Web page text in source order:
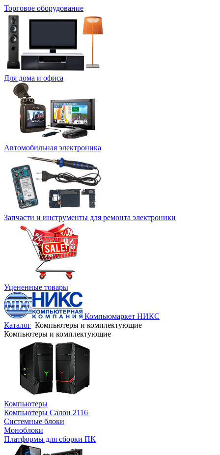
Торговое оборудование
Для дома и офиса
Автомобильная электроника
Запчасти и инструменты для ремонта электроники
Уцененные товары
Компьюмаркет НИКС
Каталог Компьютеры и комплектующие
Компьютеры и комплектующие
Компьютеры
Компьютеры Салон 2116
Системные блоки
Моноблоки
Платформы для сборки ПК